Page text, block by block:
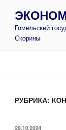
содержимому
Гомельский
Скорины
РУБРИКА:
ОПУБЛИКОВАНО
29.10.2024